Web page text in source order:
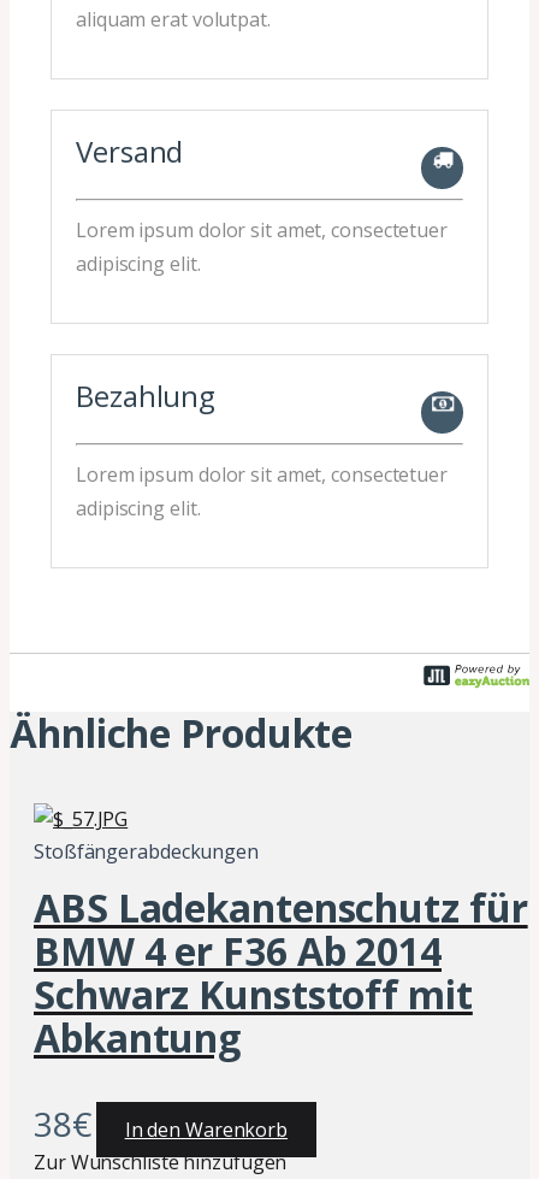
aliquam erat volutpat.
Versand
Lorem ipsum dolor sit amet, consectetuer
adipiscing elit.
Bezahlung
Lorem ipsum dolor sit amet, consectetuer
adipiscing elit.
Ähnliche Produkte
Stoßfängerabdeckungen
ABS Ladekantenschutz für
BMW 4 er F36 Ab 2014
Schwarz Kunststoff mit
Abkantung
38€
In den Warenkorb
Zur Wunschliste hinzufügen